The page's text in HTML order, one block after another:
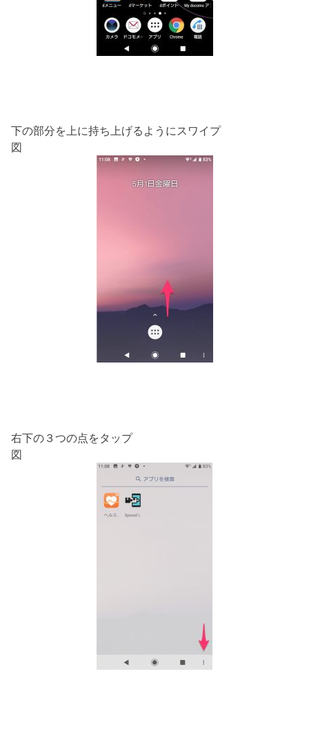
下の部分を上に持ち上げるようにスワイプ
図
右下の３つの点をタップ
図